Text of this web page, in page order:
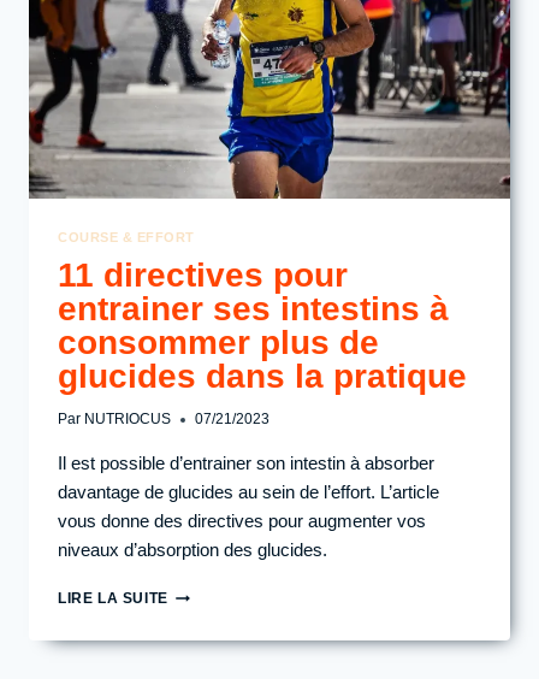
TRAIL
,
EN
CYCLISME
EN
TRIATHLON
COURSE & EFFORT
11 directives pour
entrainer ses intestins à
consommer plus de
glucides dans la pratique
Par NUTRIOCUS 07/21/2023
Il est possible d’entrainer son intestin à absorber
davantage de glucides au sein de l’effort. L’article
vous donne des directives pour augmenter vos
niveaux d’absorption des glucides.
LIRE LA SUITE11
POUR